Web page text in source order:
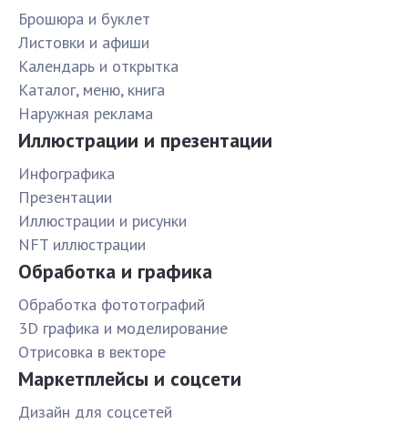
Брошюра и буклет
Листовки и афиши
Календарь и открытка
Каталог, меню, книга
Наружная реклама
Иллюстрации и презентации
Инфографика
Презентации
Иллюстрации и рисунки
NFT иллюстрации
Обработка и графика
Обработка фототографий
3D графика и моделирование
Отрисовка в векторе
Маркетплейсы и соцсети
Дизайн для соцсетей